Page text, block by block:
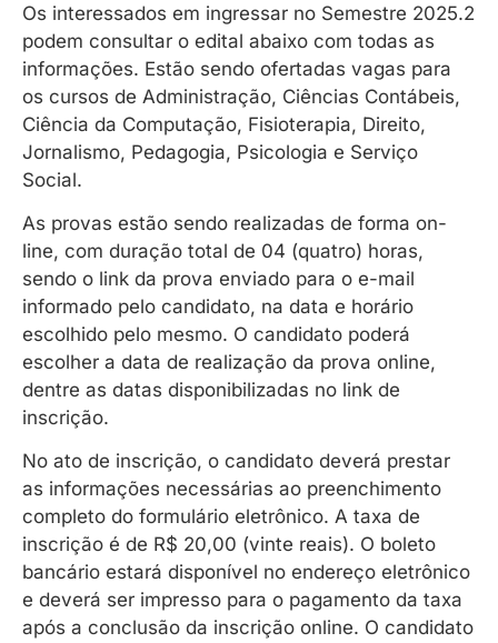
Os interessados em ingressar no Semestre 2025.2
podem consultar o edital abaixo com todas as
informações. Estão sendo ofertadas vagas para
os cursos de Administração, Ciências Contábeis,
Ciência da Computação, Fisioterapia, Direito,
Jornalismo, Pedagogia, Psicologia e Serviço
Social.
As provas estão sendo realizadas de forma on-
line, com duração total de 04 (quatro) horas,
sendo o link da prova enviado para o e-mail
informado pelo candidato, na data e horário
escolhido pelo mesmo. O candidato poderá
escolher a data de realização da prova online,
dentre as datas disponibilizadas no link de
inscrição.
No ato de inscrição, o candidato deverá prestar
as informações necessárias ao preenchimento
completo do formulário eletrônico. A taxa de
inscrição é de R$ 20,00 (vinte reais). O boleto
bancário estará disponível no endereço eletrônico
e deverá ser impresso para o pagamento da taxa
após a conclusão da inscrição online. O candidato